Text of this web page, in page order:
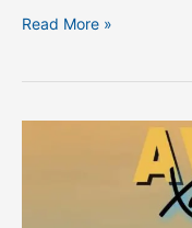
Read More »